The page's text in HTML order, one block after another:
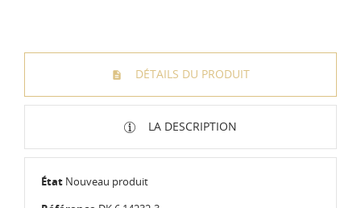
DÉTAILS DU PRODUIT
LA DESCRIPTION
État Nouveau produit